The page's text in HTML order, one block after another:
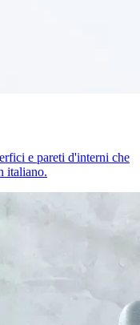
e pareti d'interni che
italiano.